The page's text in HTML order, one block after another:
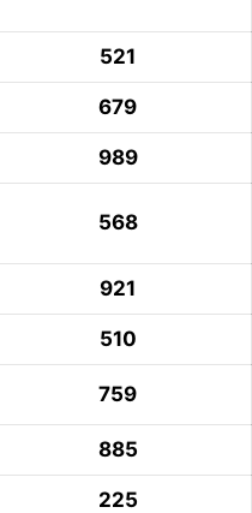
521
679
989
568
921
510
759
885
225